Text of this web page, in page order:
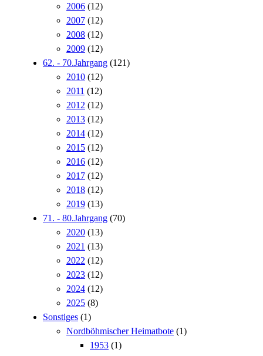
2006 (12)
2007 (12)
2008 (12)
2009 (12)
62. - 70.Jahrgang (121)
2010 (12)
2011 (12)
2012 (12)
2013 (12)
2014 (12)
2015 (12)
2016 (12)
2017 (12)
2018 (12)
2019 (13)
71. - 80.Jahrgang (70)
2020 (13)
2021 (13)
2022 (12)
2023 (12)
2024 (12)
2025 (8)
Sonstiges (1)
Nordböhmischer Heimatbote (1)
1953 (1)